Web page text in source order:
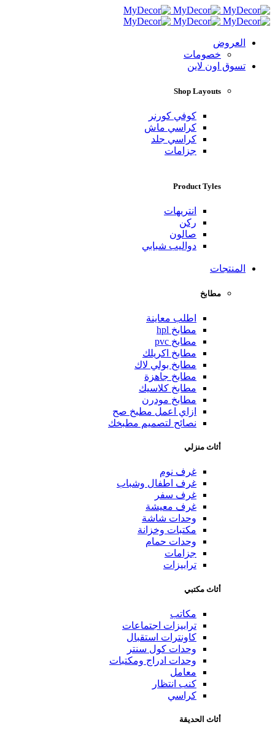
العروض
خصومات
تسوق اون لاين
Shop Layouts
كوفي كورنر
كراسي ماش
كراسي جلد
جزامات
Product Tyles
انتريهات
ركن
صالون
دواليب شبابي
المنتجات
مطابخ
اطلب معاينة
مطابخ hpl
مطابخ pvc
مطابخ اكريلك
مطابخ بولي لاك
مطابخ جاهزة
مطابخ كلاسيك
مطابخ مودرن
ازاي اعمل مطبخ صح
نصائح لتصميم مطبخك
أثاث منزلي
غرف نوم
غرف اطفال وشباب
غرف سفر
غرف معيشة
وحدات شاشة
مكتبات وخزانة
وحدات حمام
جزامات
ترابيزات
أثاث مكتبي
مكاتب
ترابيزات اجتماعات
كاونترات استقبال
وحدات كول سنتر
وحدات ادراج ومكتبات
معامل
كنب انتظار
كراسي
أثاث الحديقة